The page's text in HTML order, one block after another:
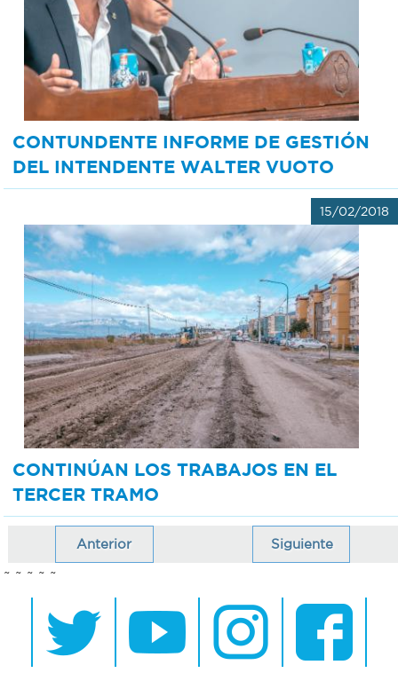
CONTUNDENTE INFORME DE GESTIÓN
DEL INTENDENTE WALTER VUOTO
15/02/2018
CONTINÚAN LOS TRABAJOS EN EL
TERCER TRAMO
Anterior Siguiente
~ ~ ~ ~ ~